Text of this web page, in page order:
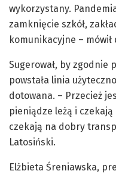
wykorzystany.
zamknięcie szkół,
komunikacyjne – mówił
Sugerował, by zgodnie
powstała linia
dotowana. – Przecież
pieniądze leżą i
czekają na dobry
Latosiński.
Elżbieta Śreniawska,